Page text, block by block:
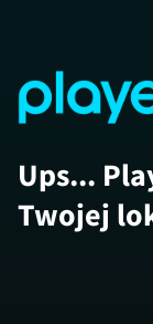
Ups...
Twojej